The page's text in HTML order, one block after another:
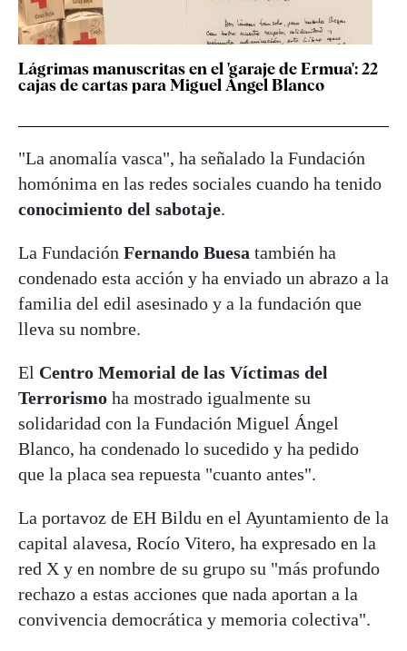
Lágrimas manuscritas en el 'garaje de Ermua': 22
cajas de cartas para Miguel Ángel Blanco
"La anomalía vasca", ha señalado la Fundación
homónima en las redes sociales cuando ha tenido
conocimiento del sabotaje.
La Fundación Fernando Buesa también ha
condenado esta acción y ha enviado un abrazo a la
familia del edil asesinado y a la fundación que
lleva su nombre.
El Centro Memorial de las Víctimas del
Terrorismo ha mostrado igualmente su
solidaridad con la Fundación Miguel Ángel
Blanco, ha condenado lo sucedido y ha pedido
que la placa sea repuesta "cuanto antes".
La portavoz de EH Bildu en el Ayuntamiento de la
capital alavesa, Rocío Vitero, ha expresado en la
red X y en nombre de su grupo su "más profundo
rechazo a estas acciones que nada aportan a la
convivencia democrática y memoria colectiva".